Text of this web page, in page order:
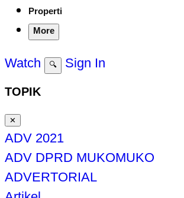
Properti
More
Watch 🔍 Sign In
TOPIK
✕
ADV 2021
ADV DPRD MUKOMUKO
ADVERTORIAL